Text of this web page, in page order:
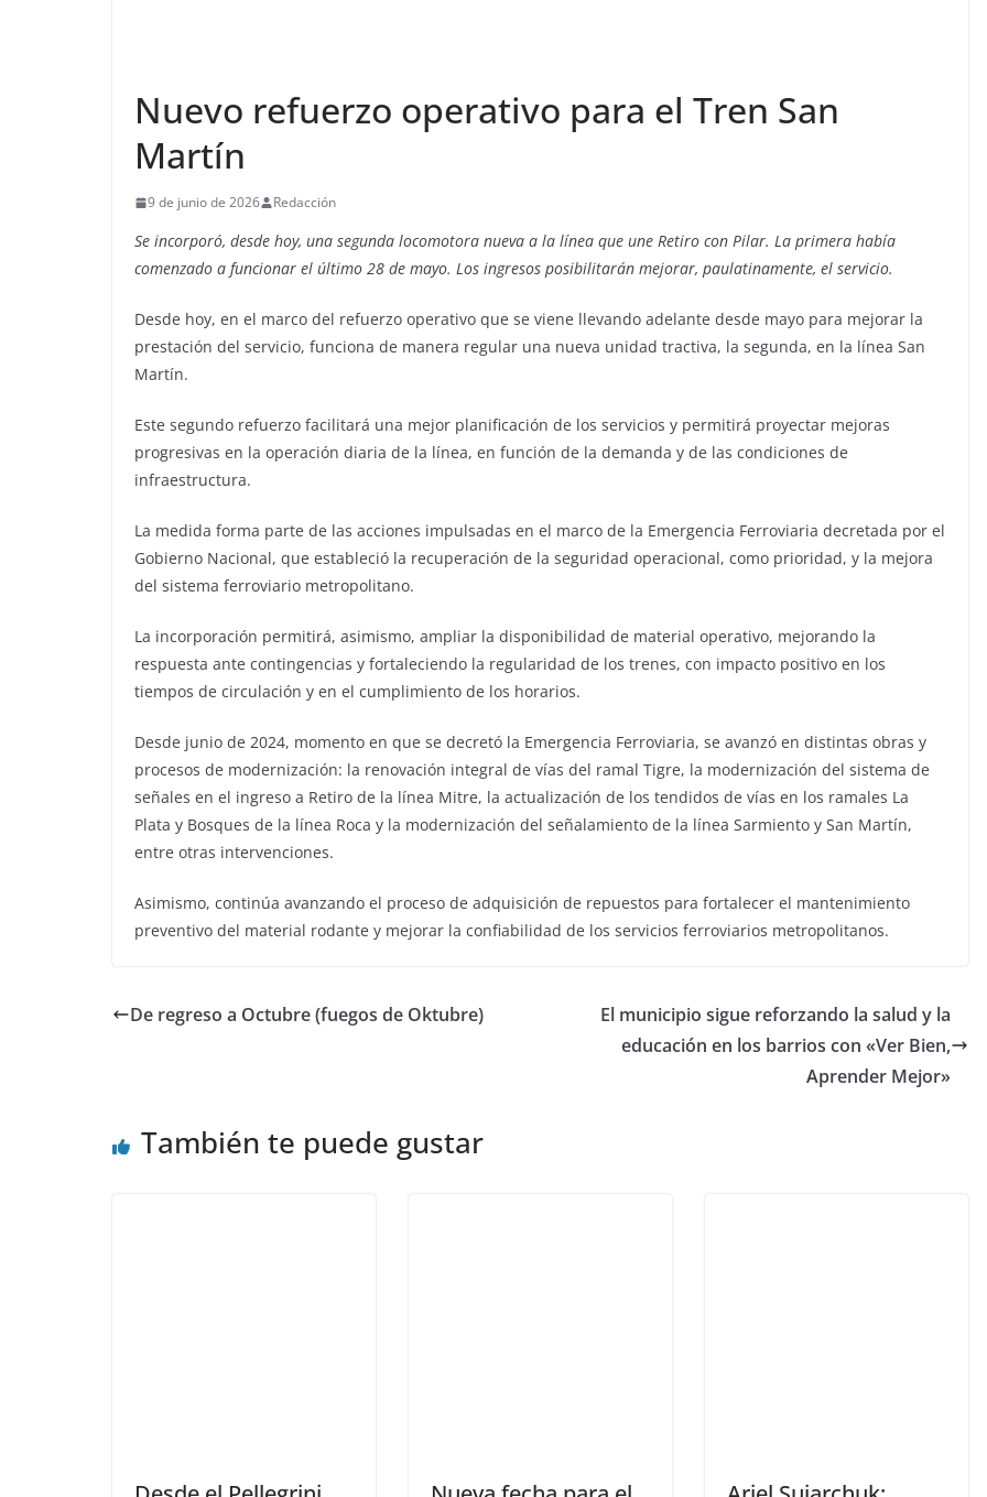
Nuevo refuerzo operativo para el Tren San
Martín
9 de junio de 2026 Redacción
Se incorporó, desde hoy, una segunda locomotora nueva a la línea que une Retiro con Pilar. La primera había
comenzado a funcionar el último 28 de mayo. Los ingresos posibilitarán mejorar, paulatinamente, el servicio.
Desde hoy, en el marco del refuerzo operativo que se viene llevando adelante desde mayo para mejorar la
prestación del servicio, funciona de manera regular una nueva unidad tractiva, la segunda, en la línea San
Martín.
Este segundo refuerzo facilitará una mejor planificación de los servicios y permitirá proyectar mejoras
progresivas en la operación diaria de la línea, en función de la demanda y de las condiciones de
infraestructura.
La medida forma parte de las acciones impulsadas en el marco de la Emergencia Ferroviaria decretada por el
Gobierno Nacional, que estableció la recuperación de la seguridad operacional, como prioridad, y la mejora
del sistema ferroviario metropolitano.
La incorporación permitirá, asimismo, ampliar la disponibilidad de material operativo, mejorando la
respuesta ante contingencias y fortaleciendo la regularidad de los trenes, con impacto positivo en los
tiempos de circulación y en el cumplimiento de los horarios.
Desde junio de 2024, momento en que se decretó la Emergencia Ferroviaria, se avanzó en distintas obras y
procesos de modernización: la renovación integral de vías del ramal Tigre, la modernización del sistema de
señales en el ingreso a Retiro de la línea Mitre, la actualización de los tendidos de vías en los ramales La
Plata y Bosques de la línea Roca y la modernización del señalamiento de la línea Sarmiento y San Martín,
entre otras intervenciones.
Asimismo, continúa avanzando el proceso de adquisición de repuestos para fortalecer el mantenimiento
preventivo del material rodante y mejorar la confiabilidad de los servicios ferroviarios metropolitanos.
De regreso a Octubre (fuegos de Oktubre)
El municipio sigue reforzando la salud y la
educación en los barrios con «Ver Bien,
Aprender Mejor»
También te puede gustar